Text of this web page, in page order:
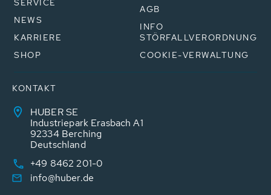
SERVICE
NEWS
KARRIERE
SHOP
AGB
INFO
STÖRFALLVERORDNUNG
COOKIE-VERWALTUNG
KONTAKT
HUBER SE
Industriepark Erasbach A1
92334 Berching
Deutschland
+49 8462 201-0
info@huber.de